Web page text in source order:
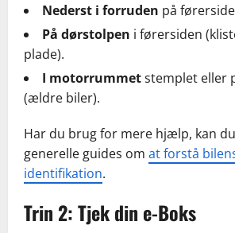
Nederst i forruden på
På dørstolpen i førersiden
plade).
I motorrummetstemplet eller
(ældre biler).
Har du brug for mere hjælp, kan
generelle guides om at forstå
identifikation.
Trin 2: Tjek din e-Boks